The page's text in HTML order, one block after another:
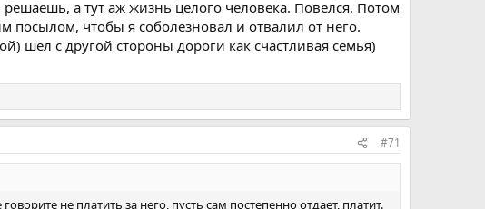
а тут аж жизнь целого человека. Повелся. Потом
посылом, чтобы я соболезновал и отвалил от него.
шел с другой стороны дороги как счастливая семья)
#71
не платить за него, пусть сам постепенно отдает, платит.